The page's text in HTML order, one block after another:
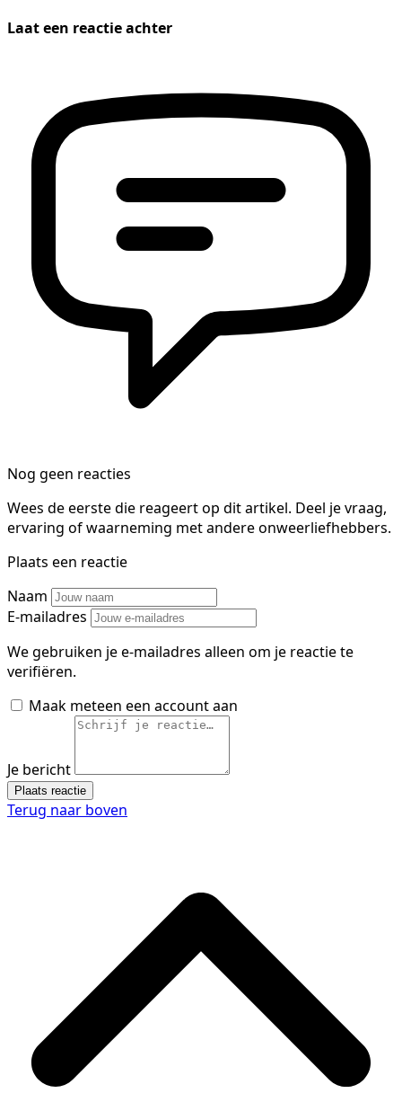
Laat een reactie achter
Nog geen reacties
Wees de eerste die reageert op dit artikel. Deel je vraag,
ervaring of waarneming met andere onweerliefhebbers.
Plaats een reactie
Naam
E-mailadres
We gebruiken je e-mailadres alleen om je reactie te
verifiëren.
Maak meteen een account aan
Je bericht
Plaats reactie
Terug naar boven